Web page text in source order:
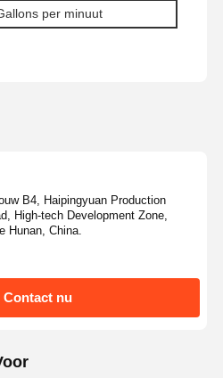
waterzuivering
per minuut
B4, Haipingyuan Production
High-tech Development Zone,
Hunan, China.
Contact nu